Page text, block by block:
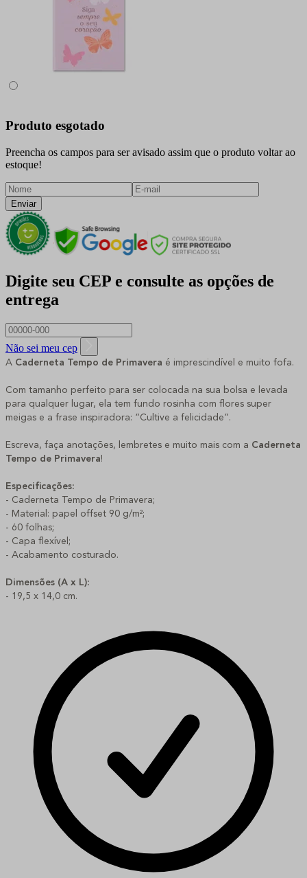
Produto esgotado
Preencha os campos para ser avisado assim que o produto voltar ao
estoque!
Enviar
Digite seu CEP e consulte as opções de
entrega
Não sei meu cep
A Caderneta Tempo de Primavera é imprescindível e muito fofa.
Com tamanho perfeito para ser colocada na sua bolsa e levada
para qualquer lugar, ela tem fundo rosinha com flores super
meigas e a frase inspiradora: “Cultive a felicidade”.
Escreva, faça anotações, lembretes e muito mais com a Caderneta
Tempo de Primavera!
Especificações:
- Caderneta Tempo de Primavera;
- Material: papel offset 90 g/m²;
- 60 folhas;
- Capa flexível;
- Acabamento costurado.
Dimensões (A x L):
- 19,5 x 14,0 cm.